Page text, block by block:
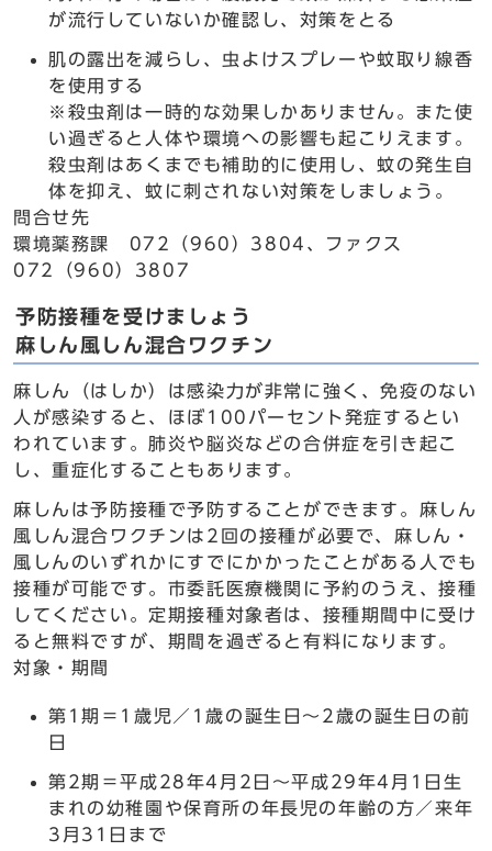
が流行していないか確認し、対策をとる
肌の露出を減らし、虫よけスプレーや蚊取り線香
を使用する
※殺虫剤は一時的な効果しかありません。また使
い過ぎると人体や環境への影響も起こりえます。
殺虫剤はあくまでも補助的に使用し、蚊の発生自
体を抑え、蚊に刺されない対策をしましょう。
問合せ先
環境薬務課 072（960）3804、ファクス
072（960）3807
予防接種を受けましょう
麻しん風しん混合ワクチン
麻しん（はしか）は感染力が非常に強く、免疫のない
人が感染すると、ほぼ100パーセント発症するとい
われています。肺炎や脳炎などの合併症を引き起こ
し、重症化することもあります。
麻しんは予防接種で予防することができます。麻しん
風しん混合ワクチンは2回の接種が必要で、麻しん・
風しんのいずれかにすでにかかったことがある人でも
接種が可能です。市委託医療機関に予約のうえ、接種
してください。定期接種対象者は、接種期間中に受け
ると無料ですが、期間を過ぎると有料になります。
対象・期間
第1期＝1歳児／1歳の誕生日～2歳の誕生日の前
日
第2期＝平成28年4月2日～平成29年4月1日生
まれの幼稚園や保育所の年長児の年齢の方／来年
3月31日まで